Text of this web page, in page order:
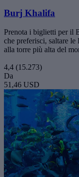
Burj Khalifa
Prenota i biglietti per il
che preferisci, saltare
alla torre più alta del
4,4 (15.273)
Da
51,46 USD